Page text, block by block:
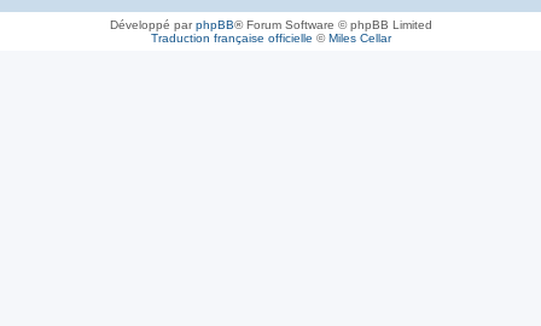
Développé parphpBB® Forum Software © phpBB Limited
Traduction française officielle ©Miles Cellar